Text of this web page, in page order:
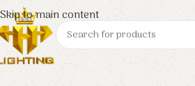
Skip to main content